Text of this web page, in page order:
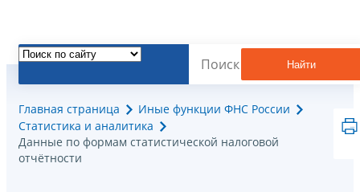
Найти
Главная страница
Иные функции ФНС России
Статистика и аналитика
Данные по формам статистической налоговой
отчётности